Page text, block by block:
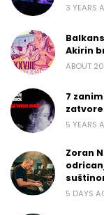
3 YEARS
Akirin
ABOUT
7
5 YEARS
Zoran
5 DAYS